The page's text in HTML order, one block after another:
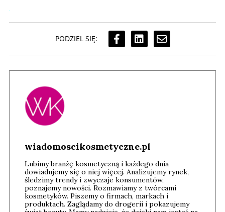
PODZIEL SIĘ:
wiadomoscikosmetyczne.pl
Lubimy branżę kosmetyczną i każdego dnia
dowiadujemy się o niej więcej. Analizujemy rynek,
śledzimy trendy i zwyczaje konsumentów,
poznajemy nowości. Rozmawiamy z twórcami
kosmetyków. Piszemy o firmach, markach i
produktach. Zaglądamy do drogerii i pokazujemy